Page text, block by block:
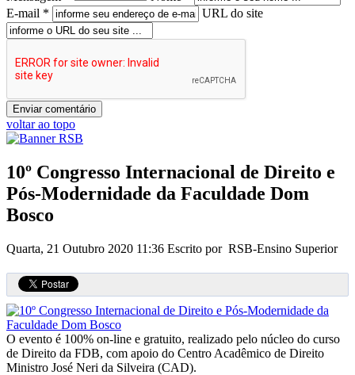
E-mail *
URL do site
voltar ao topo
10º Congresso Internacional de Direito e
Pós-Modernidade da Faculdade Dom
Bosco
Quarta, 21 Outubro 2020 11:36 Escrito por RSB-Ensino Superior
O evento é 100% on-line e gratuito, realizado pelo núcleo do curso
de Direito da FDB, com apoio do Centro Acadêmico de Direito
Ministro José Neri da Silveira (CAD).